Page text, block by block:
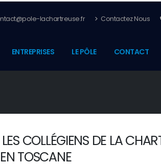
lachartreuse.fr Contactez Nous
ENTREPRISES LE PÔLE CONTACT
LES COLLÉGIENS DE LA
TOSCANE